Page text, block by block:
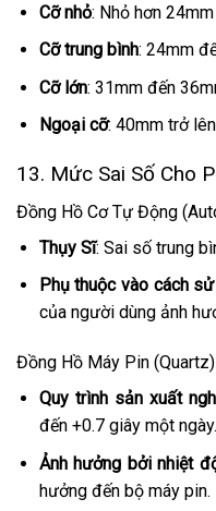
Cỡ nhỏ: Nhỏ hơn
Cỡ trung bình: 24mm
Cỡ lớn: 31mm đến
Ngoại cỡ: 40mm trở
13. Mức Sai Số Cho
Đồng Hồ Cơ Tự Động
Thụy Sĩ: Sai số trung
Phụ thuộc vào cách
của người dùng ảnh
Đồng Hồ Máy Pin (Quartz)
Quy trình sản xuất
đến +0.7 giây một ngày.
Ảnh hưởng bởi nhiệt
hưởng đến bộ máy pin.